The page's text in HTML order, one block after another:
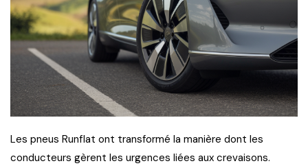
Les pneus Runflat ont transformé la manière dont les
conducteurs gèrent les urgences liées aux crevaisons.